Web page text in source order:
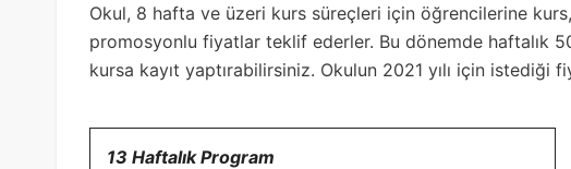
Okul, 8 hafta ve üzeri kurs süreçleri için öğrencilerine
promosyonlu fiyatlar teklif ederler. Bu dönemde haftalık
kursa kayıt yaptırabilirsiniz. Okulun 2021 yılı için istediği
13 Haftalık Program